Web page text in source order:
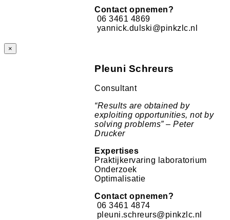
Contact opnemen?
06 3461 4869
yannick.dulski@pinkzlc.nl
×
Pleuni Schreurs
Consultant
“Results are obtained by
exploiting opportunities, not by
solving problems” – Peter
Drucker
Expertises
Praktijkervaring laboratorium
Onderzoek
Optimalisatie
Contact opnemen?
06 3461 4874
pleuni.schreurs@pinkzlc.nl